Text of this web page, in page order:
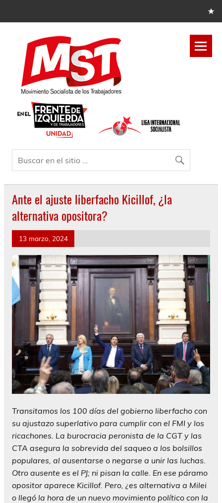
Ante el ajuste liberfacho Kicillof, ¿la
alternativa opositora?
13 marzo, 2024
Transitamos los 100 días del gobierno liberfacho con
su ajustazo superlativo para cumplir con el FMI y los
ricachones. La burocracia peronista de la CGT y las
CTA asegura la sobrevida del saqueo a los bolsillos
populares, al ausentarse o negarse a unir las luchas.
Otro ausente es el PJ; ni pisan la calle. En ese páramo
opositor aparece Kicillof. Pero, ¿es alternativa a Milei
o llegó la hora de un nuevo movimiento político con la